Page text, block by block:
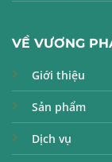
VỀ VƯƠNG
Giới thiệu
Sản phẩm
Dịch vụ